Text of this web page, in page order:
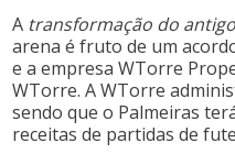
A transformação do
arena é fruto de um
e a empresa WTorre
WTorre. A WTorre
sendo que o Palmeiras
receitas de partidas de